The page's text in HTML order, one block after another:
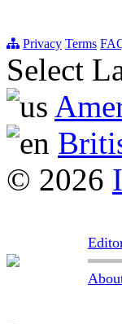
Privacy Terms
Select
© 2026